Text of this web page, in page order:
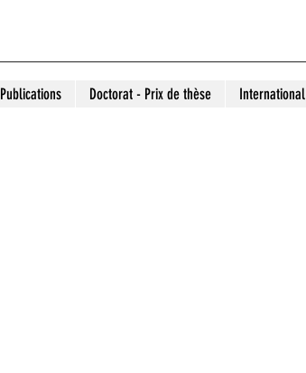
Publications Doctorat - Prix de thèse International